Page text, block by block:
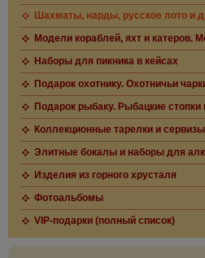
Шахматы, нарды, русское лото и
Модели кораблей, яхт и катеров.
Наборы для пикника в кейсах
Подарок охотнику. Охотничьи
Подарок рыбаку. Рыбацкие
Коллекционные тарелки и
Элитные бокалы и наборы для
Изделия из горного хрусталя
Фотоальбомы
VIP-подарки (полный список)